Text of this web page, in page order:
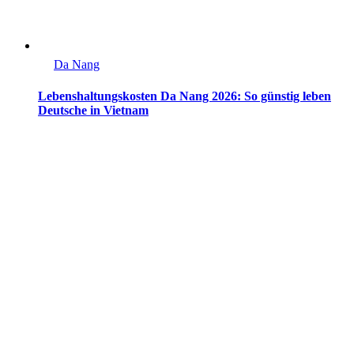
Da Nang
Lebenshaltungskosten Da Nang 2026: So günstig leben
Deutsche in Vietnam